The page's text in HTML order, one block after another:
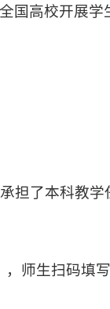
国高校开展学
担了本科教学
师生扫码填